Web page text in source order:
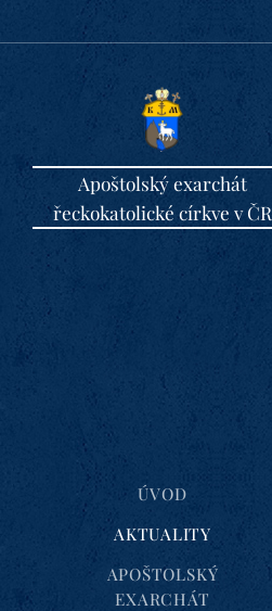
Apoštolský exarchát
řeckokatolické církve v ČR
ÚVOD
AKTUALITY
APOŠTOLSKÝ
EXARCHÁT